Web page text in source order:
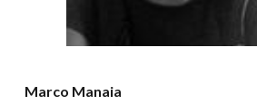
Marco Manaia